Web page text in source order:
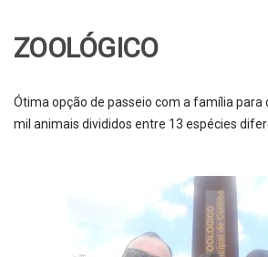
ZOOLÓGICO
Ótima opção de passeio com a família para
mil animais divididos entre 13 espécies